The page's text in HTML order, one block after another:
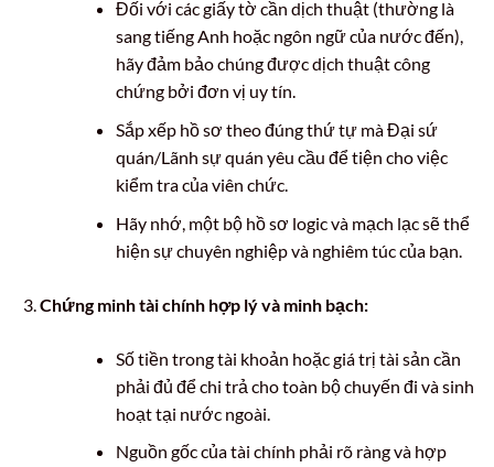
Đối với các giấy tờ cần dịch thuật (thường là
sang tiếng Anh hoặc ngôn ngữ của nước đến),
hãy đảm bảo chúng được dịch thuật công
chứng bởi đơn vị uy tín.
Sắp xếp hồ sơ theo đúng thứ tự mà Đại sứ
quán/Lãnh sự quán yêu cầu để tiện cho việc
kiểm tra của viên chức.
Hãy nhớ, một bộ hồ sơ logic và mạch lạc sẽ thể
hiện sự chuyên nghiệp và nghiêm túc của bạn.
Chứng minh tài chính hợp lý và minh bạch:
Số tiền trong tài khoản hoặc giá trị tài sản cần
phải đủ để chi trả cho toàn bộ chuyến đi và sinh
hoạt tại nước ngoài.
Nguồn gốc của tài chính phải rõ ràng và hợp